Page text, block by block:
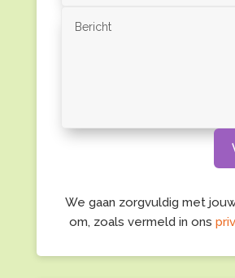
We gaan zorgvuldig met
om, zoals vermeld in ons